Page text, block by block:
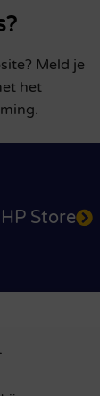
Meld je
het
HP Store